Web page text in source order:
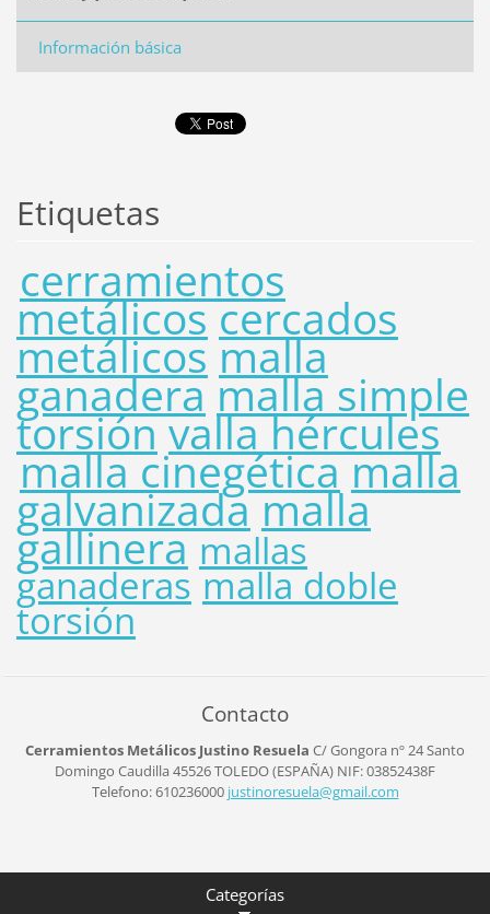
Información básica
Etiquetas
cerramientos
metálicoscercados
metálicosmalla
ganadera malla simple
torsiónvalla hércules
malla cinegéticamalla
galvanizadamalla
gallinera mallas
ganaderas malla doble
torsión
Contacto
Cerramientos Metálicos Justino Resuela C/ Gongora nº 24Santo
Domingo Caudilla 45526TOLEDO (ESPAÑA) NIF: 03852438F
Telefono: 610236000 justinoresuela@gmail.com
Categorías